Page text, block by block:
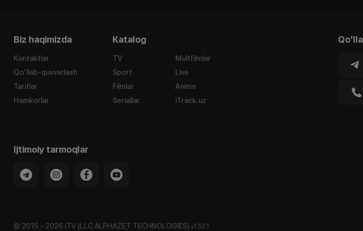
Biz haqimizda
Kontaktlar
Qo'llab-quvvatlash
Tariflar
Hamkorlar
Katalog
TV
Sport
Filmlar
Seriallar
Multfilmlar
Live
Anime
iTrack.uz
Ijtimoiy tarmoqlar
© 2015 - 2026 iTV (LLC ALPHAZET TECHNOLOGIES).v1.52.1